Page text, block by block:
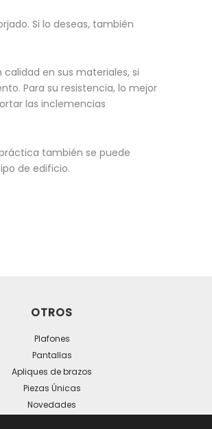
Si lo deseas, también
en sus materiales, si
Para su resistencia, lo mejor
las inclemencias
también se puede
de edificio.
OTROS
Plafones
Pantallas
Apliques de brazos
Piezas Únicas
Novedades